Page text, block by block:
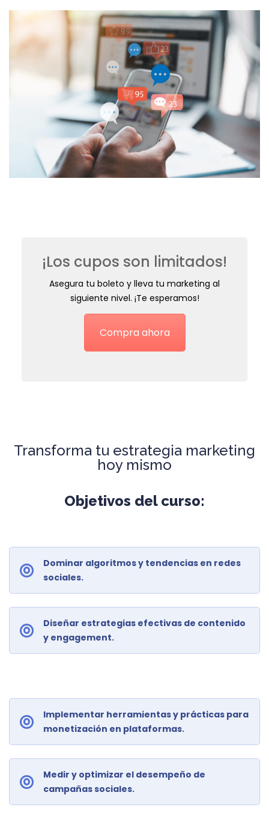
¡Los cupos son limitados!
Asegura tu boleto y lleva tu marketing al
siguiente nivel. ¡Te esperamos!
Compra ahora
Transforma tu estrategia marketing
hoy mismo
Objetivos del curso:
Dominar algoritmos y tendencias en redes
sociales.
Diseñar estrategias efectivas de contenido
y engagement.
Implementar herramientas y prácticas para
monetización en plataformas.
Medir y optimizar el desempeño de
campañas sociales.